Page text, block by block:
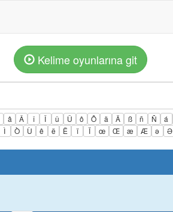
Kelime oyunlarına git
â Â î Î û Û ô Ô ä Ä ß ñ Ñ á
Ì Ò Ù ê ë Ë ï Ï œ Œ æ Æ ə Ə